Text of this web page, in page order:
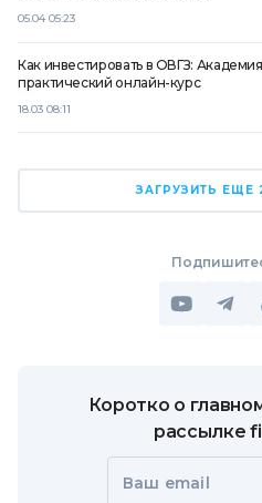
05.04 05:23
18.03 08:11
Как инвестировать в ОВГЗ:
практический онлайн-курс
ЗАГРУЗИТЬ ЕЩЕ
Коротко о
рассылке
Ваш email